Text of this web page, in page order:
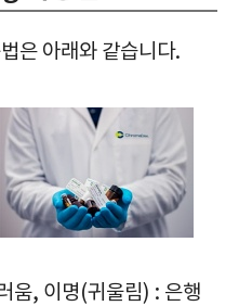
은 아래와 같습니다.
움, 이명(귀울림) : 은행